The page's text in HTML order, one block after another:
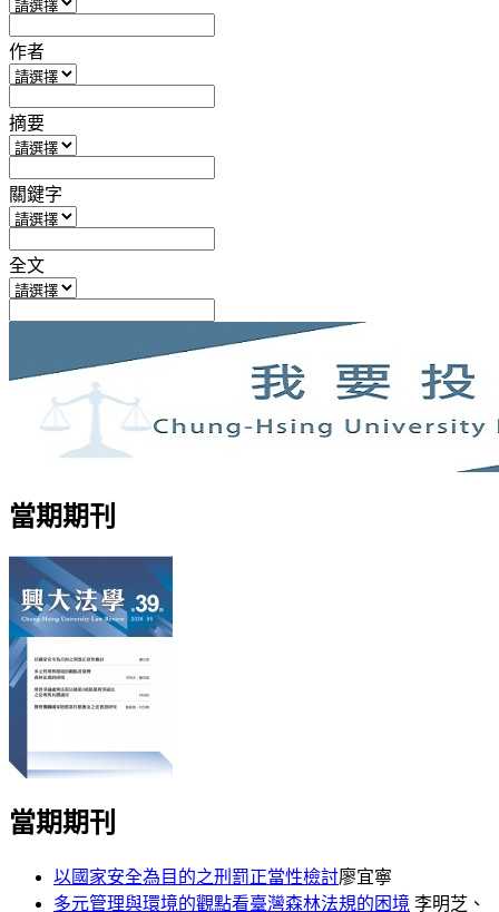
作者
摘要
關鍵字
全文
當期期刊
當期期刊
以國家安全為目的之刑罰正當性檢討廖宜寧
多元管理與環境的觀點看臺灣森林法規的困境 李明芝、